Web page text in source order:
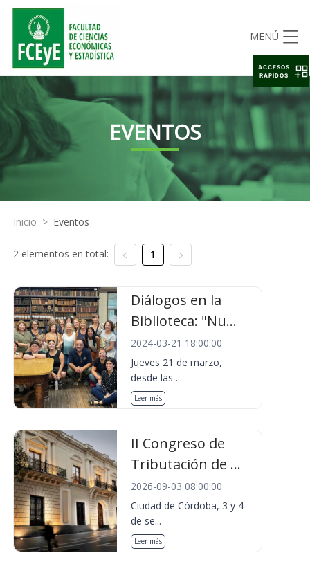
MENÚ
EVENTOS
Inicio > Eventos
2 elementos en total: 1
Diálogos en la
Biblioteca: "Nu...
2024-03-21 18:00:00
Jueves 21 de marzo,
desde las ...
Leer más
II Congreso de
Tributación de ...
2026-09-03 08:00:00
Ciudad de Córdoba, 3 y 4
de se...
Leer más
ACCESOS
RAPIDOS